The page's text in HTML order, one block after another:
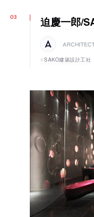
迫慶一郎/
SAKO建築設計工社